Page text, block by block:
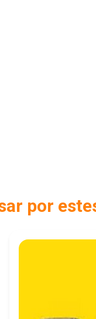
por